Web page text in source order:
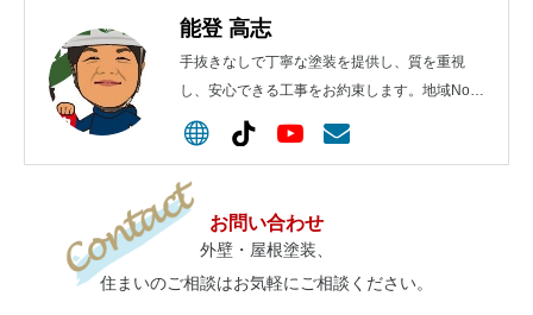
能登 高志
手抜きなしで丁寧な塗装を提供し、質を重視
し、安心できる工事をお約束します。地域No.1
を目指します！
お問い合わせ
外壁・屋根塗装、
住まいのご相談はお気軽にご相談ください。